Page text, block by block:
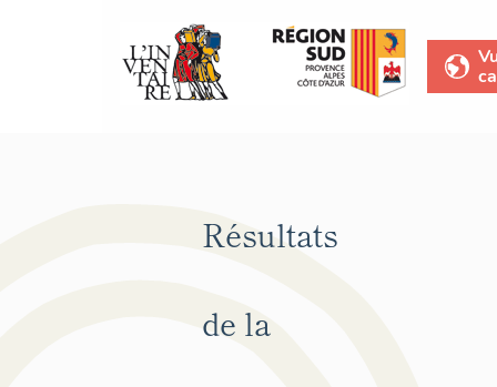
Résultats
de la